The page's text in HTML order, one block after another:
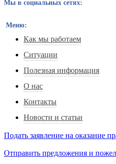
Мы в социальных сетях:
Меню:
Как мы работаем
Ситуации
Полезная информация
О нас
Контакты
Новости и статьи
Подать заявление на оказание
Отправить предложения и